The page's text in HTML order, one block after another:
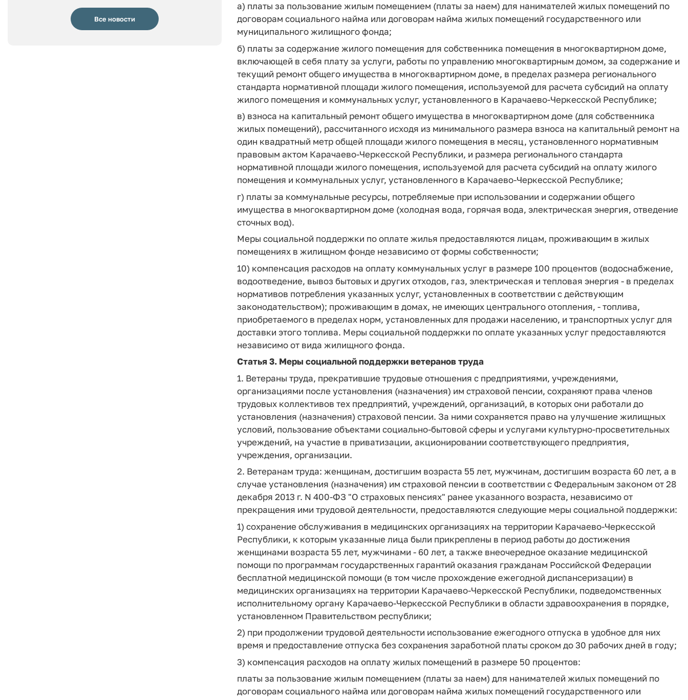
Все новости
а) платы за пользование жилым помещением (платы за наем) для нанимателей жилых помещений по
договорам социального найма или договорам найма жилых помещений государственного или
муниципального жилищного фонда;
б) платы за содержание жилого помещения для собственника помещения в многоквартирном доме,
включающей в себя плату за услуги, работы по управлению многоквартирным домом, за содержание и
текущий ремонт общего имущества в многоквартирном доме, в пределах размера регионального
стандарта нормативной площади жилого помещения, используемой для расчета субсидий на оплату
жилого помещения и коммунальных услуг, установленного в Карачаево-Черкесской Республике;
в) взноса на капитальный ремонт общего имущества в многоквартирном доме (для собственника
жилых помещений), рассчитанного исходя из минимального размера взноса на капитальный ремонт на
один квадратный метр общей площади жилого помещения в месяц, установленного нормативным
правовым актом Карачаево-Черкесской Республики, и размера регионального стандарта
нормативной площади жилого помещения, используемой для расчета субсидий на оплату жилого
помещения и коммунальных услуг, установленного в Карачаево-Черкесской Республике;
г) платы за коммунальные ресурсы, потребляемые при использовании и содержании общего
имущества в многоквартирном доме (холодная вода, горячая вода, электрическая энергия, отведение
сточных вод).
Меры социальной поддержки по оплате жилья предоставляются лицам, проживающим в жилых
помещениях в жилищном фонде независимо от формы собственности;
10) компенсация расходов на оплату коммунальных услуг в размере 100 процентов (водоснабжение,
водоотведение, вывоз бытовых и других отходов, газ, электрическая и тепловая энергия - в пределах
нормативов потребления указанных услуг, установленных в соответствии с действующим
законодательством); проживающим в домах, не имеющих центрального отопления, - топлива,
приобретаемого в пределах норм, установленных для продажи населению, и транспортных услуг для
доставки этого топлива. Меры социальной поддержки по оплате указанных услуг предоставляются
независимо от вида жилищного фонда.
Статья 3. Меры социальной поддержки ветеранов труда
1. Ветераны труда, прекратившие трудовые отношения с предприятиями, учреждениями,
организациями после установления (назначения) им страховой пенсии, сохраняют права членов
трудовых коллективов тех предприятий, учреждений, организаций, в которых они работали до
установления (назначения) страховой пенсии. За ними сохраняется право на улучшение жилищных
условий, пользование объектами социально-бытовой сферы и услугами культурно-просветительных
учреждений, на участие в приватизации, акционировании соответствующего предприятия,
учреждения, организации.
2. Ветеранам труда: женщинам, достигшим возраста 55 лет, мужчинам, достигшим возраста 60 лет, а в
случае установления (назначения) им страховой пенсии в соответствии с Федеральным законом от 28
декабря 2013 г. N 400-ФЗ "О страховых пенсиях" ранее указанного возраста, независимо от
прекращения ими трудовой деятельности, предоставляются следующие меры социальной поддержки:
1) сохранение обслуживания в медицинских организациях на территории Карачаево-Черкесской
Республики, к которым указанные лица были прикреплены в период работы до достижения
женщинами возраста 55 лет, мужчинами - 60 лет, а также внеочередное оказание медицинской
помощи по программам государственных гарантий оказания гражданам Российской Федерации
бесплатной медицинской помощи (в том числе прохождение ежегодной диспансеризации) в
медицинских организациях на территории Карачаево-Черкесской Республики, подведомственных
исполнительному органу Карачаево-Черкесской Республики в области здравоохранения в порядке,
установленном Правительством республики;
2) при продолжении трудовой деятельности использование ежегодного отпуска в удобное для них
время и предоставление отпуска без сохранения заработной платы сроком до 30 рабочих дней в году;
3) компенсация расходов на оплату жилых помещений в размере 50 процентов:
платы за пользование жилым помещением (платы за наем) для нанимателей жилых помещений по
договорам социального найма или договорам найма жилых помещений государственного или